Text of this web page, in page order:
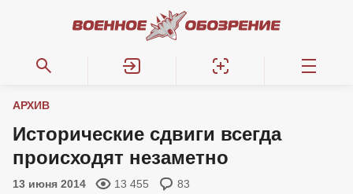
АРХИВ
Исторические сдвиги всегда
происходят незаметно
13 июня 2014 13 455 83